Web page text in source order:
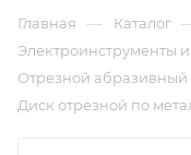
Главная — Каталог
Электроинструменты
Отрезной
Диск отрезной по